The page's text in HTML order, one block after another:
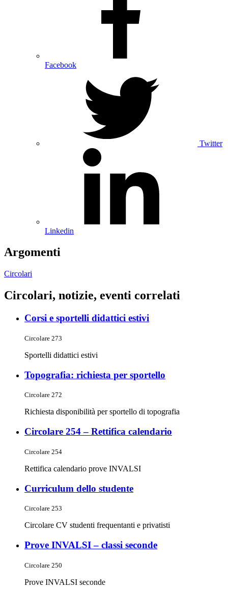
Facebook
Twitter
Linkedin
Argomenti
Circolari
Circolari, notizie, eventi correlati
Corsi e sportelli didattici estivi
Circolare 273
Sportelli didattici estivi
Topografia: richiesta per sportello
Circolare 272
Richiesta disponibilità per sportello di topografia
Circolare 254 – Rettifica calendario
Circolare 254
Rettifica calendario prove INVALSI
Curriculum dello studente
Circolare 253
Circolare CV studenti frequentanti e privatisti
Prove INVALSI – classi seconde
Circolare 250
Prove INVALSI seconde